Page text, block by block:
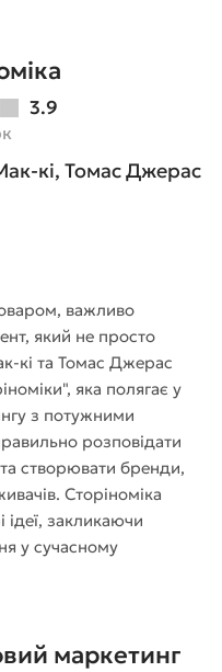
3.9
кі, Томас Джерас
важливо
який не просто
кі та Томас Джерас
яка полягає у
з потужними
розповідати
створювати бренди,
Сторіноміка
ідеї, закликаючи
у сучасному
маркетинг